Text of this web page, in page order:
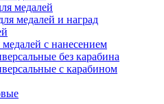
медалей
медалей и наград
с нанесением
без карабина
с карабином